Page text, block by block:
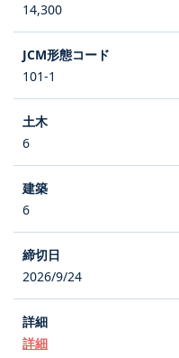
14,300
101-1
6
6
2026/9/24
詳細